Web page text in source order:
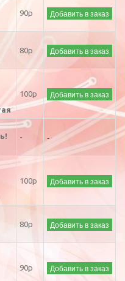
90р Добавить в заказ
80р Добавить в заказ
100р Добавить в заказ
- -
100р Добавить в заказ
80р Добавить в заказ
90р Добавить в заказ